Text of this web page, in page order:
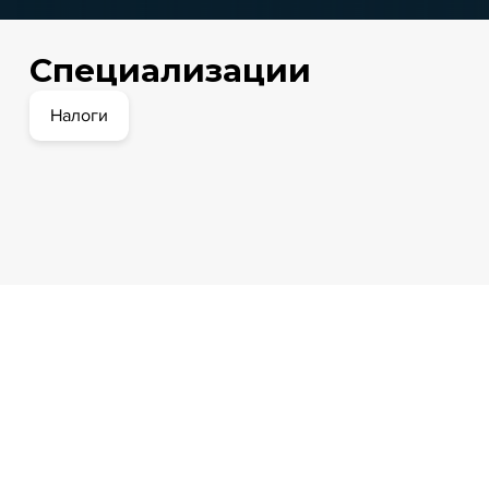
Специализации
Налоги